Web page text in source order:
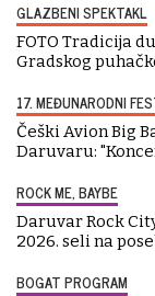
GLAZBENI SPEKTAKL
FOTO Tradicija
Gradskog
17. MEĐUNARODNI
Češki Avion Big
Daruvaru:
ROCK ME, BAYBE
Daruvar Rock
2026. seli na
BOGAT PROGRAM